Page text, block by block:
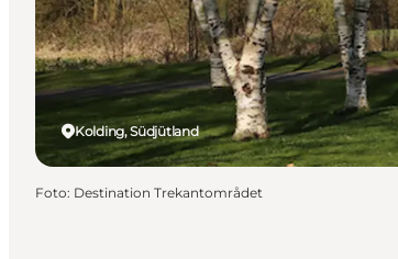
Kolding, Südjütland
Foto: Destination Trekantområdet